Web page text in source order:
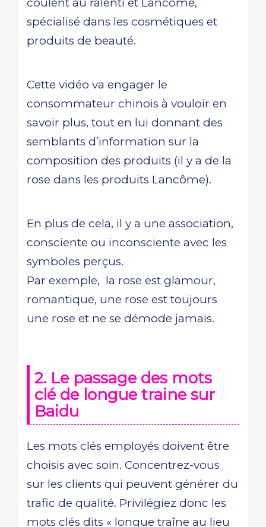
spécialisé dans les cosmétiques et
produits de beauté.
Cette vidéo va engager le
consommateur chinois à vouloir en
savoir plus, tout en lui donnant des
semblants d’information sur la
composition des produits (il y a de la
rose dans les produits Lancôme).
En plus de cela, il y a une association,
consciente ou inconsciente avec les
symboles perçus.
Par exemple, la rose est glamour,
romantique, une rose est toujours
une rose et ne se démode jamais.
2. Le passage des mots
clé de longue traine sur
Baidu
Les mots clés employés doivent être
choisis avec soin. Concentrez-vous
sur les clients qui peuvent générer du
trafic de qualité. Privilégiez donc les
mots clés dits « longue traîne au lieu